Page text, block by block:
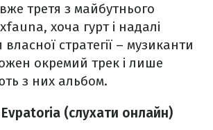
третя з майбутнього
хоча гурт і надалі
стратегії – музиканти
окремий трек і лише
з них альбом.
(слухати онлайн)